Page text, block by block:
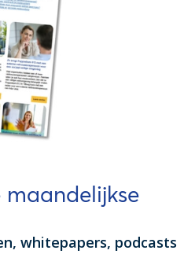
whitepapers, podcasts